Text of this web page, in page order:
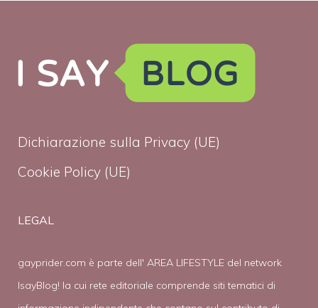
Dichiarazione sulla Privacy (UE)
Cookie Policy (UE)
LEGAL
gayprider.com è parte dell' AREA LIFESTYLE del network
IsayBlog! la cui rete editoriale comprende siti tematici di